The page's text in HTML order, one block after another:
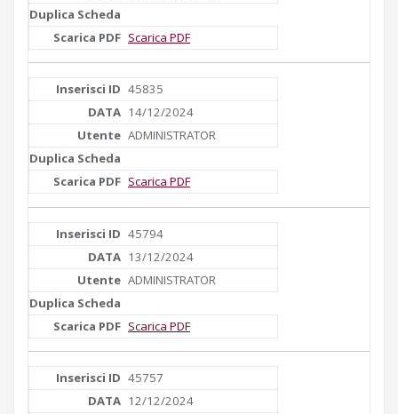
Scarica PDF
45835
14/12/2024
ADMINISTRATOR
Scarica PDF
45794
13/12/2024
ADMINISTRATOR
Scarica PDF
45757
12/12/2024